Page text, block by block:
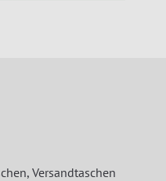
Versandtaschen